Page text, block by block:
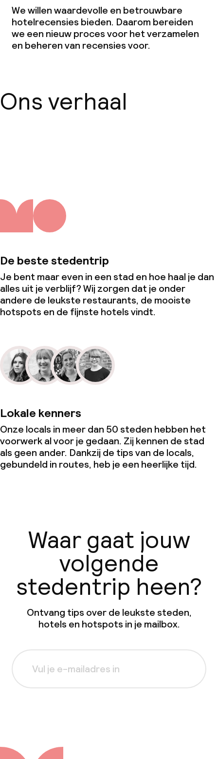
We willen waardevolle en betrouwbare
hotelrecensies bieden. Daarom bereiden
we een nieuw proces voor het verzamelen
en beheren van recensies voor.
Ons verhaal
De beste stedentrip
Je bent maar even in een stad en hoe haal je dan
alles uit je verblijf? Wij zorgen dat je onder
andere de leukste restaurants, de mooiste
hotspots en de fijnste hotels vindt.
Lokale kenners
Onze locals in meer dan 50 steden hebben het
voorwerk al voor je gedaan. Zij kennen de stad
als geen ander. Dankzij de tips van de locals,
gebundeld in routes, heb je een heerlijke tijd.
Waar gaat jouw
volgende
stedentrip heen?
Ontvang tips over de leukste steden,
hotels en hotspots in je mailbox.